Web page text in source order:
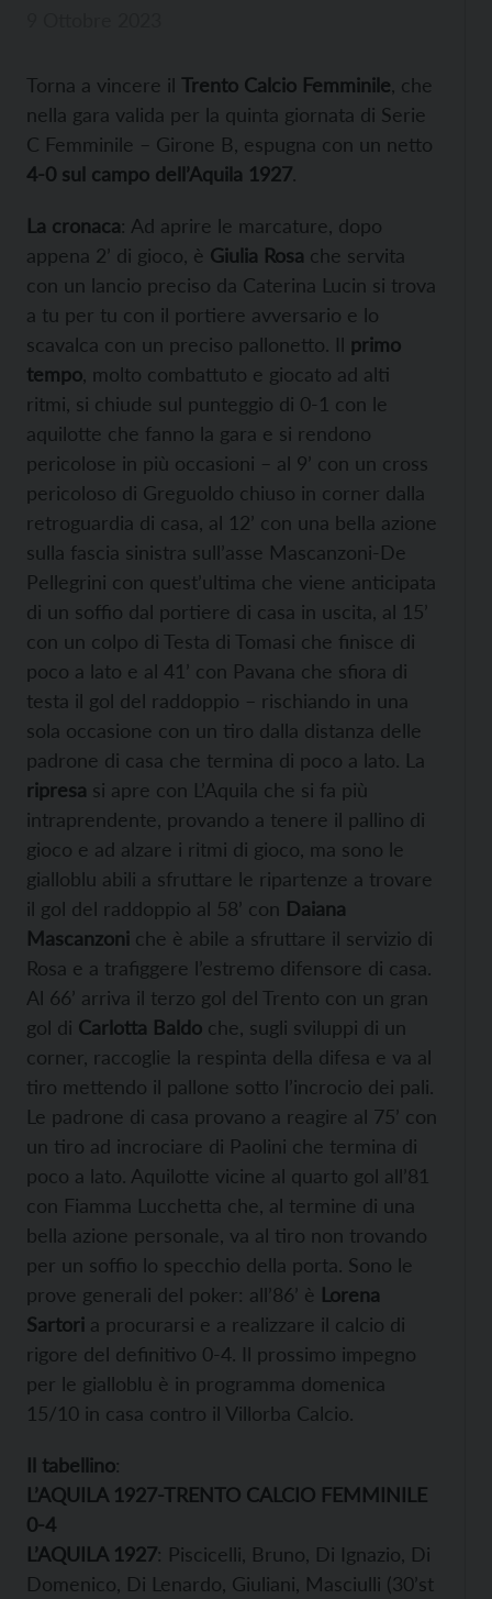
Torna a vincere il Trento Calcio Femminile , che
nella gara valida per la quinta giornata di Serie
C Femminile – Girone B, espugna con un netto
4-0 sul campo dell’Aquila 1927.
La cronaca: Ad aprire le marcature, dopo
appena 2’ di gioco, è Giulia Rosa che servita
con un lancio preciso da Caterina Lucin si trova
a tu per tu con il portiere avversario e lo
scavalca con un preciso pallonetto. Il primo
tempo , molto combattuto e giocato ad alti
ritmi, si chiude sul punteggio di 0-1 con le
aquilotte che fanno la gara e si rendono
pericolose in più occasioni – al 9’ con un cross
pericoloso di Greguoldo chiuso in corner dalla
retroguardia di casa, al 12’ con una bella azione
sulla fascia sinistra sull’asse Mascanzoni-De
Pellegrini con quest’ultima che viene anticipata
di un soffio dal portiere di casa in uscita, al 15’
con un colpo di Testa di Tomasi che finisce di
poco a lato e al 41’ con Pavana che sfiora di
testa il gol del raddoppio – rischiando in una
sola occasione con un tiro dalla distanza delle
padrone di casa che termina di poco a lato. La
ripresa si apre con L’Aquila che si fa più
intraprendente, provando a tenere il pallino di
gioco e ad alzare i ritmi di gioco, ma sono le
gialloblu abili a sfruttare le ripartenze a trovare
il gol del raddoppio al 58’ con Daiana
Mascanzoni che è abile a sfruttare il servizio di
Rosa e a trafiggere l’estremo difensore di casa.
Al 66’ arriva il terzo gol del Trento con un gran
gol di Carlotta Baldo che, sugli sviluppi di un
corner, raccoglie la respinta della difesa e va al
tiro mettendo il pallone sotto l’incrocio dei pali.
Le padrone di casa provano a reagire al 75’ con
un tiro ad incrociare di Paolini che termina di
poco a lato. Aquilotte vicine al quarto gol all’81
con Fiamma Lucchetta che, al termine di una
bella azione personale, va al tiro non trovando
per un soffio lo specchio della porta. Sono le
prove generali del poker: all’86’ è Lorena
Sartori a procurarsi e a realizzare il calcio di
rigore del definitivo 0-4. Il prossimo impegno
per le gialloblu è in programma domenica
15/10 in casa contro il Villorba Calcio.
Il tabellino:
L’AQUILA 1927-TRENTO CALCIO FEMMINILE
0-4
L’AQUILA 1927: Piscicelli, Bruno, Di Ignazio, Di
Domenico, Di Lenardo, Giuliani, Masciulli (30’st